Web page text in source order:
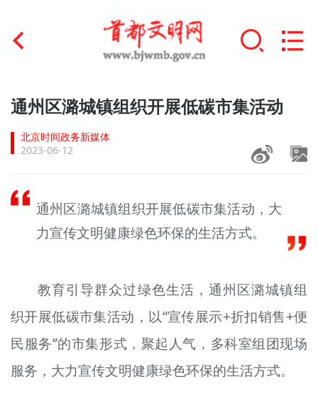
首页
文明创建
文明培育
未成年人思想道德建设
身边好人
文明评论
北京宣传文化引导基金
通州区潞城镇组织开展低碳市集活动
北京时间政务新媒体
2023-06-12
通州区潞城镇组织开展低碳市集活动，大
力宣传文明健康绿色环保的生活方式。
教育引导群众过绿色生活，通州区潞城镇组
织开展低碳市集活动，以“宣传展示+折扣销售+便
民服务”的市集形式，聚起人气，多科室组团现场
服务，大力宣传文明健康绿色环保的生活方式。